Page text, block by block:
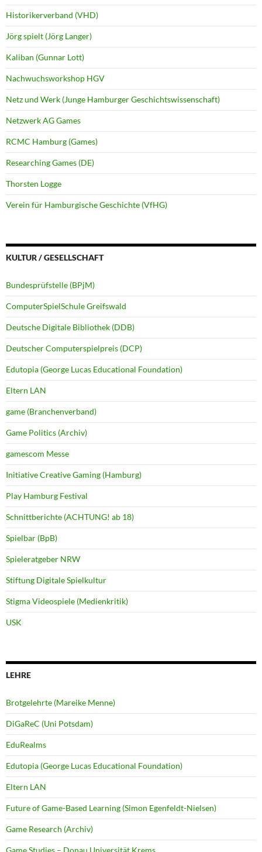
Historikerverband (VHD)
Jörg spielt (Jörg Langer)
Kaliban (Gunnar Lott)
Nachwuchsworkshop HGV
Netz und Werk (Junge Hamburger Geschichtswissenschaft)
Netzwerk AG Games
RCMC Hamburg (Games)
Researching Games (DE)
Thorsten Logge
Verein für Hamburgische Geschichte (VfHG)
KULTUR / GESELLSCHAFT
Bundesprüfstelle (BPjM)
ComputerSpielSchule Greifswald
Deutsche Digitale Bibliothek (DDB)
Deutscher Computerspielpreis (DCP)
Edutopia (George Lucas Educational Foundation)
Eltern LAN
game (Branchenverband)
Game Politics (Archiv)
gamescom Messe
Initiative Creative Gaming (Hamburg)
Play Hamburg Festival
Schnittberichte (ACHTUNG! ab 18)
Spielbar (BpB)
Spieleratgeber NRW
Stiftung Digitale Spielkultur
Stigma Videospiele (Medienkritik)
USK
LEHRE
Brotgelehrte (Mareike Menne)
DiGaReC (Uni Potsdam)
EduRealms
Edutopia (George Lucas Educational Foundation)
Eltern LAN
Future of Game-Based Learning (Simon Egenfeldt-Nielsen)
Game Research (Archiv)